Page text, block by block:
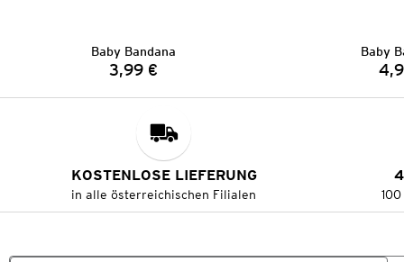
Baby Bandana
Preis:
3,99 €
Baby
KOSTENLOSE LIEFERUNG
in alle österreichischen Filialen